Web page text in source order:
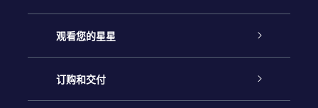
联系我们
博客
Online Star礼物
OSR 礼物包
观看您的星星
Online Star Register
订购和交付